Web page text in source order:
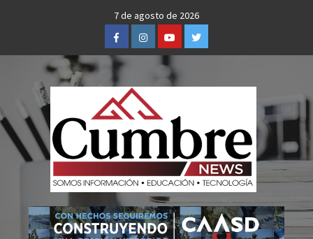
7 de agosto de 2026
FacebookInstagramYoutubeTwitter